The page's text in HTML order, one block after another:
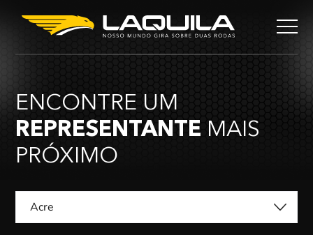
ENCONTRE UM
REPRESENTANTE MAIS
PRÓXIMO
Acre